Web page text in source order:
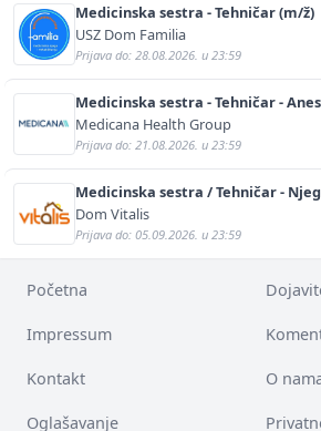
Medicinska sestra - Tehničar (m/ž)
USZ Dom Familia
Prijava do: 28.08.2026. u 23:59
Medicinska sestra - Tehničar -
Medicana Health Group
Prijava do: 21.08.2026. u 23:59
Medicinska sestra / Tehničar -
Dom Vitalis
Prijava do: 05.09.2026. u 23:59
Početna
Impressum
Kontakt O
Oglašavanje